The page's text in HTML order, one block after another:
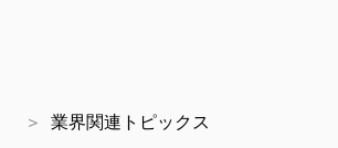
業界関連トピックス